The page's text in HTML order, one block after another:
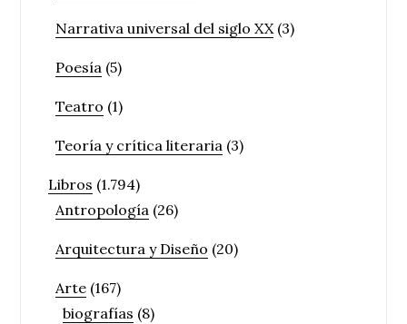
Narrativa universal del siglo XX(3)
Poesía (5)
Teatro (1)
Teoría y crítica literaria (3)
Libros (1.794)
Antropología (26)
Arquitectura y Diseño (20)
Arte (167)
biografías (8)